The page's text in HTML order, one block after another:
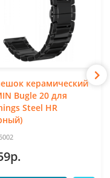
керамический
Bugle 20 для
Steel HR